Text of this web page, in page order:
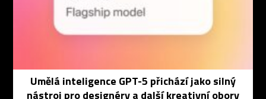
Umělá inteligence GPT-5 přichází jako silný
nástroj pro designéry a další kreativní obory